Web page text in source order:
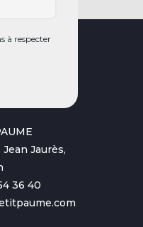
à respecter
Jaurès,
36 40